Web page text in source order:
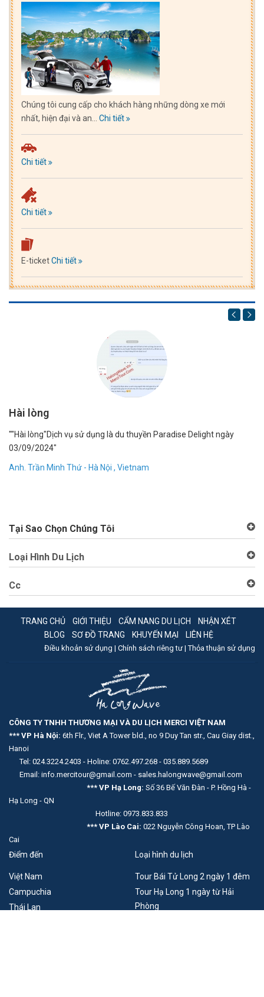
Chúng tôi cung cấp cho khách hàng những dòng xe mới
nhất, hiện đại và an... Chi tiết
Chi tiết
Chi tiết
E-ticketChi tiết
Hài lòng
""Hài lòng"Dịch vụ sử dụng là du thuyền Paradise Delight ngày
03/09/2024"
Anh. Trần Minh Thứ - Hà Nội , Vietnam
Tại Sao Chọn Chúng Tôi
Loại Hình Du Lịch
Cc
TRANG CHỦ GIỚI THIỆU CẨM NANG DU LỊCH
NHẬN XÉT
BLOG
SƠ ĐỒ TRANG KHUYẾN MẠI LIÊN HỆ
Điều khoản sử dụng | Chính sách riêng tư |Thỏa thuận sử dụng
CÔNG TY TNHH THƯƠNG MẠI VÀ DU LỊCH MERCI VIỆT NAM
*** VP Hà Nội: 6th Flr., Viet A Tower bld., no 9 Duy Tan str., Cau Giay dist.,
Hanoi
Tel: 024.3224.2403 - Holine: 0762.497.268 - 035.889.5689
Email: info.mercitour@gmail.com - sales.halongwave@gmail.com
*** VP Hạ Long: Số 36 Bế Văn Đàn - P. Hồng Hà -
Hạ Long - QN
Hotline: 0973.833.833
*** VP Lào Cai: 022 Nguyễn Công Hoan, TP Lào
Cai
Điểm đến
Việt Nam
Campuchia
Thái Lan
Loại hình du lịch
Tour Bái Tử Long 2 ngày 1 đêm
Tour Hạ Long 1 ngày từ Hải
Phòng